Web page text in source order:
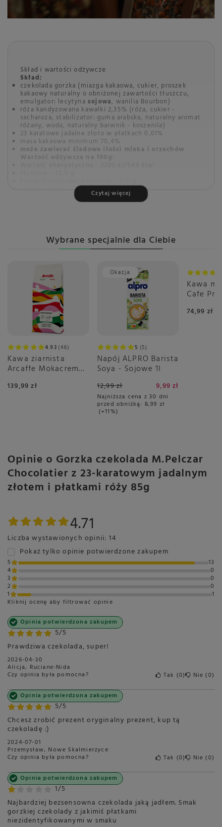
Skład i wartości odżywcze
Skład:
czekolada gorzka (miazga kakaowa, cukier, proszek
kakaowy naturalny o obniżonej zawartości tłuszczu,
emulgator: lecytyna sojowa, wanilia Bourbon)
róża kandyzowana kawałki 2,35% (róża, cukier -
sacharoza, stabilizator: guma arabska, naturalny aromat
różany, woda, naturalny barwnik - koszenila)
23 karatowe jadalne złoto w płatkach 0,01%
masa kakaowa minimum 70,4%
może zawierać śladowe ilości mleka i orzechów
Wartość odżywcza na 100g:
węglowodany - 50.0 g
Czekolada w tabliczkach z dodatkami.
Przechowywanie
Rodzaj przechowywania
Typ
Przechowywanie
Przechowywać w chłodnym i suchym miejscu, z dala od
silnych zapachów.
Języki na opakowaniu
polski
Symbol
Dostępne wersje
róży
Waga
85g
Skład
Długość opakowania w
centymetrach Więcej
18
Wysokość opakowania w
centymetrach Więcej
Szerokość opakowania w
centymetrach
Więcej
Czytaj więcej
Wybrane specjalnie dla Ciebie
4.93 46
Kawa ziarnista
Arcaffe Mokacrema
139,99 zł
Okazja
5 5
Napój ALPRO Barista
Soya - Sojowe 1l
12,99 zł 9,99 zł
Najniższa cena z 30 dni
przed obniżką: 8,99 zł
+11%
Kawa
Cafe
74,99 zł
Opinie o Gorzka czekolada M.Pelczar
Chocolatier z 23-karatowym jadalnym
złotem i płatkami róży 85g
4.71
Liczba wystawionych opinii: 14
Pokaż tylko opinie potwierdzone zakupem
5
13
4
0
3
0
2
0
1
1
Kliknij ocenę aby filtrować opinie
5/5
Opinia potwierdzona zakupem
Prawdziwa czekolada, super!
2026-04-30
Alicja, Ruciane-Nida
Czy opinia była pomocna? Tak 0 Nie 0
5/5
Opinia potwierdzona zakupem
Chcesz zrobić prezent oryginalny prezent, kup tą
czekoladę :)
2024-07-01
Przemysław, Nowe Skalmierzyce
Czy opinia była pomocna? Tak 0 Nie 0
1/5
Opinia potwierdzona zakupem
Najbardziej bezsensowna czekolada jaką jadłem. Smak
gorzkiej czekolady z jakimiś płatkami
niezidentyfikowanymi w smaku